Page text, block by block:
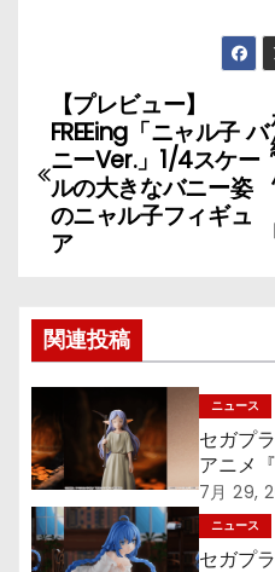
投
稿
ナ
ビ
ゲ
ー
シ
ョ
ン
【プレビュー】
FREEing「ニャル子 バ
ニーVer.」1/4スケー
ルの大きなバニー姿
のニャル子フィギュ
ア
関連投稿
ニュース
セガプ
アニメ
300年働
「フリ
7月 29,
ニュース
セガプ